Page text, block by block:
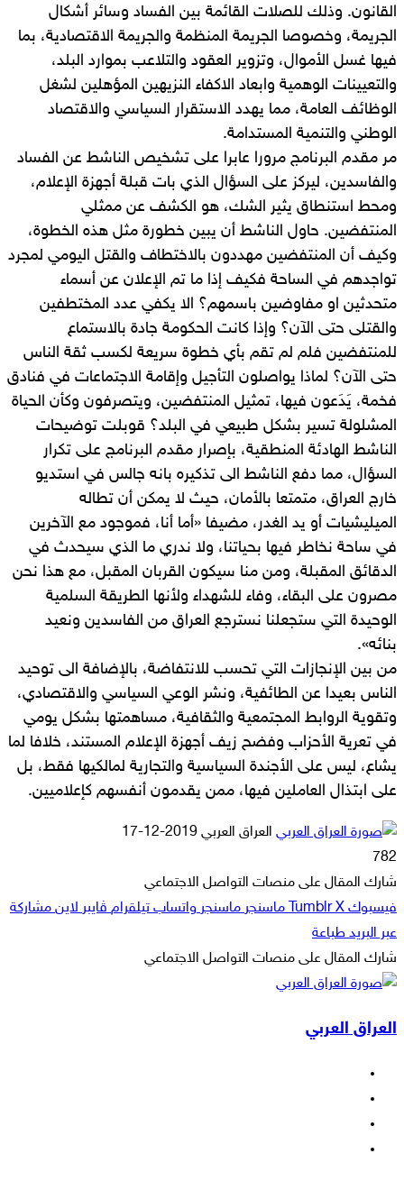
القانون. وذلك للصلات القائمة بين الفساد وسائر أشكال
الجريمة، وخصوصا الجريمة المنظمة والجريمة الاقتصادية، بما
فيها غسل الأموال، وتزوير العقود والتلاعب بموارد البلد،
والتعيينات الوهمية وابعاد الاكفاء النزيهين المؤهلين لشغل
الوظائف العامة، مما يهدد الاستقرار السياسي والاقتصاد
الوطني والتنمية المستدامة.
مر مقدم البرنامج مرورا عابرا على تشخيص الناشط عن الفساد
والفاسدين، ليركز على السؤال الذي بات قبلة أجهزة الإعلام،
ومحط استنطاق يثير الشك، هو الكشف عن ممثلي
المنتفضين. حاول الناشط أن يبين خطورة مثل هذه الخطوة،
وكيف أن المنتفضين مهددون بالاختطاف والقتل اليومي لمجرد
تواجدهم في الساحة فكيف إذا ما تم الإعلان عن أسماء
متحدثين او مفاوضين باسمهم؟ الا يكفي عدد المختطفين
والقتلى حتى الآن؟ وإذا كانت الحكومة جادة بالاستماع
للمنتفضين فلم لم تقم بأي خطوة سريعة لكسب ثقة الناس
حتى الآن؟ لماذا يواصلون التأجيل وإقامة الاجتماعات في فنادق
فخمة، يَدَعون فيها، تمثيل المنتفضين، ويتصرفون وكأن الحياة
المشلولة تسير بشكل طبيعي في البلد؟ قوبلت توضيحات
الناشط الهادئة المنطقية، بإصرار مقدم البرنامج على تكرار
السؤال، مما دفع الناشط الى تذكيره بانه جالس في استديو
خارج العراق، متمتعا بالأمان، حيث لا يمكن أن تطاله
الميليشيات أو يد الغدر، مضيفا «أما أنا، فموجود مع الآخرين
في ساحة نخاطر فيها بحياتنا، ولا ندري ما الذي سيحدث في
الدقائق المقبلة، ومن منا سيكون القربان المقبل، مع هذا نحن
مصرون على البقاء، وفاء للشهداء ولأنها الطريقة السلمية
الوحيدة التي ستجعلنا نسترجع العراق من الفاسدين ونعيد
بنائه».
من بين الإنجازات التي تحسب للانتفاضة، بالإضافة الى توحيد
الناس بعيدا عن الطائفية، ونشر الوعي السياسي والاقتصادي،
وتقوية الروابط المجتمعية والثقافية، مساهمتها بشكل يومي
في تعرية الأحزاب وفضح زيف أجهزة الإعلام المستند، خلافا لما
يشاع، ليس على الأجندة السياسية والتجارية لمالكيها فقط، بل
على ابتذال العاملين فيها، ممن يقدمون أنفسهم كإعلاميين.
العراق العربي أرسل
إلكترونيا
2019-12-17
782
شارك المقال على منصات التواصل الاجتماعي
فيسبوك ‫X ماسنجر ماسنجر واتساب تيلقرام ڤايبر لاين مشاركة
عبر البريد طباعة
شارك المقال على منصات التواصل الاجتماعي
فيسبوك
‫X
ماسنجر
ماسنجر
واتساب
تيلقرام
ڤايبر
لاين
مشاركة
البريد
طباعة
العراق العربي